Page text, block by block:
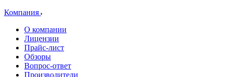
Компания
О компании
Лицензии
Прайс-лист
Обзоры
Вопрос-ответ
Производители